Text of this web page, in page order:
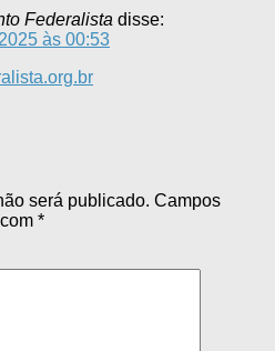
Federalista disse:
às 00:53
será publicado. Campos
*